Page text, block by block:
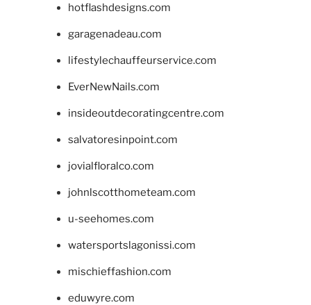
hotflashdesigns.com
garagenadeau.com
lifestylechauffeurservice.com
EverNewNails.com
insideoutdecoratingcentre.com
salvatoresinpoint.com
jovialfloralco.com
johnlscotthometeam.com
u-seehomes.com
watersportslagonissi.com
mischieffashion.com
eduwyre.com